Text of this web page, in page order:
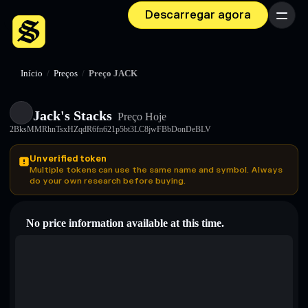
Descarregar agora Menu
Início / Preços / Preço JACK
Jack's Stacks Preço Hoje
2BksMMRhnTsxHZqdR6fn621p5bt3LC8jwFBbDonDeBLV
Unverified token
Multiple tokens can use the same name and symbol. Always
do your own research before buying.
No price information available at this time.